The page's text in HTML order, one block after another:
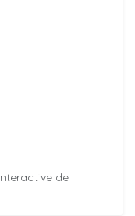
de